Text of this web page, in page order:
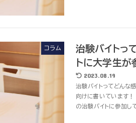
コラム
治験バイトっ
トに大学生が
2023.08.19
治験バイトってどんな
向けに書いています
の治験バイトに参加し